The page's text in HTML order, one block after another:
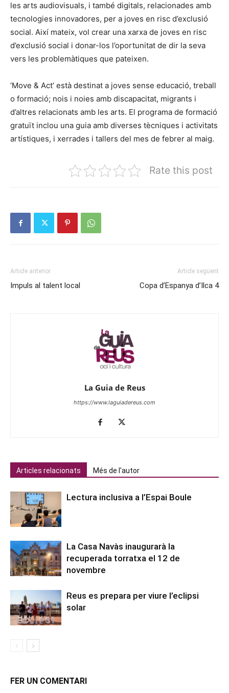
les arts audiovisuals, i també digitals, relacionades amb
tecnologies innovadores, per a joves en risc d’exclusió
social. Així mateix, vol crear una xarxa de joves en risc
d’exclusió social i donar-los l’oportunitat de dir la seva
vers les problemàtiques que pateixen.
‘Move & Act’ està destinat a joves sense educació, treball
o formació; nois i noies amb discapacitat, migrants i
d’altres relacionats amb les arts. El programa de formació
gratuït inclou una guia amb diverses tècniques i activitats
artístiques, i xerrades i tallers del mes de febrer al maig.
Rate this post
Article anterior
Impuls al talent local
Article següent
Copa d’Espanya d’Ilca 4
La Guia de Reus
https://www.laguiadereus.com
Articles relacionats Més de l'autor
Lectura inclusiva a l’Espai Boule
La Casa Navàs inaugurarà la
recuperada torratxa el 12 de
novembre
Reus es prepara per viure l’eclipsi
solar
FER UN COMENTARI